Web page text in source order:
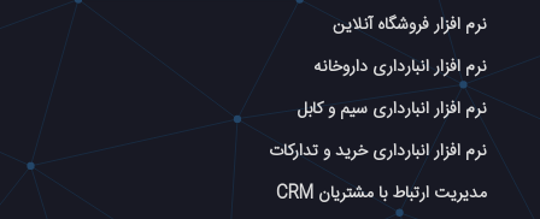
نرم افزار فروشگاه آنلاین
نرم افزار انبارداری داروخانه
نرم افزار انبارداری سیم و کابل
نرم افزار انبارداری خرید و تدارکات
مدیریت ارتباط با مشتریان CRM